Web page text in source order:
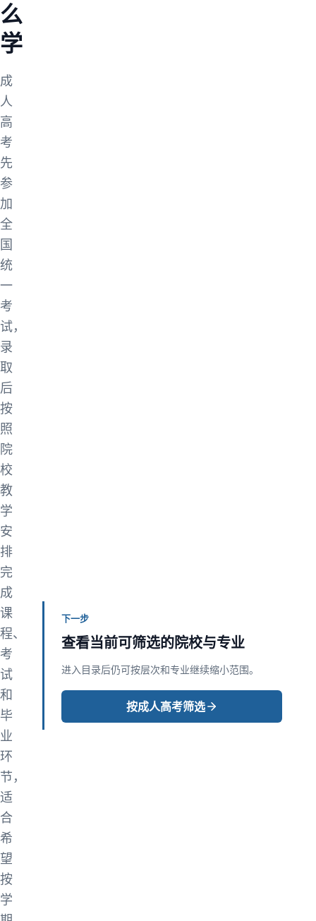
么
学
成
人
高
考
先
参
加
全
国
统
一
考
试，
录
取
后
按
照
院
校
教
学
安
排
完
成
课
程、
考
试
和
毕
业
环
节，
适
合
希
望
按
学
下一步
查看当前可筛选的院校与专业
进入目录后仍可按层次和专业继续缩小范围。
按成人高考筛选